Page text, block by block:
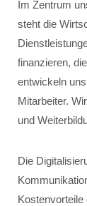
Im Zentrum
steht die
finanzieren,
entwickeln
Mitarbeiter.
und
Die